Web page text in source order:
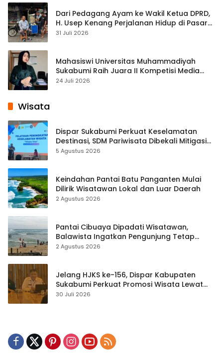
Dari Pedagang Ayam ke Wakil Ketua DPRD,
H. Usep Kenang Perjalanan Hidup di Pasar
Cisaat
31 Juli 2026
Mahasiswi Universitas Muhammadiyah
Sukabumi Raih Juara II Kompetisi Media
Pembelajaran Digital Tingkat Internasional
24 Juli 2026
Wisata
Dispar Sukabumi Perkuat Keselamatan
Destinasi, SDM Pariwisata Dibekali Mitigasi
hingga Teknik Evakuasi
5 Agustus 2026
Keindahan Pantai Batu Panganten Mulai
Dilirik Wisatawan Lokal dan Luar Daerah
2 Agustus 2026
Pantai Cibuaya Dipadati Wisatawan,
Balawista Ingatkan Pengunjung Tetap
Waspada
2 Agustus 2026
Jelang HJKS ke-156, Dispar Kabupaten
Sukabumi Perkuat Promosi Wisata Lewat
Publikasi Digital
30 Juli 2026